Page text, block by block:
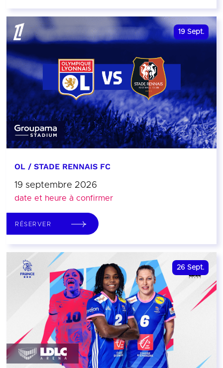
19 Sept.
OL / STADE RENNAIS FC
19 septembre 2026
date et heure à confirmer
RÉSERVER
26 Sept.